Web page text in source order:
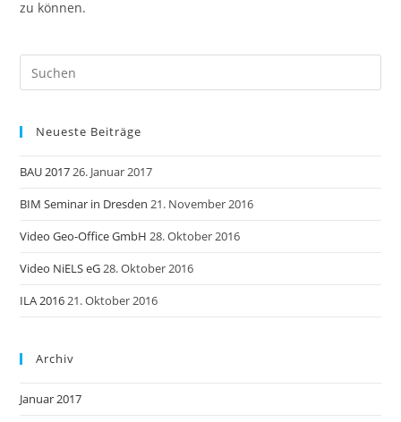
zu können.
Neueste Beiträge
BAU 201726. Januar 2017
BIM Seminar in Dresden 21. November 2016
Video Geo-Office GmbH 28. Oktober 2016
Video NiELS eG28. Oktober 2016
ILA 201621. Oktober 2016
Archiv
Januar 2017